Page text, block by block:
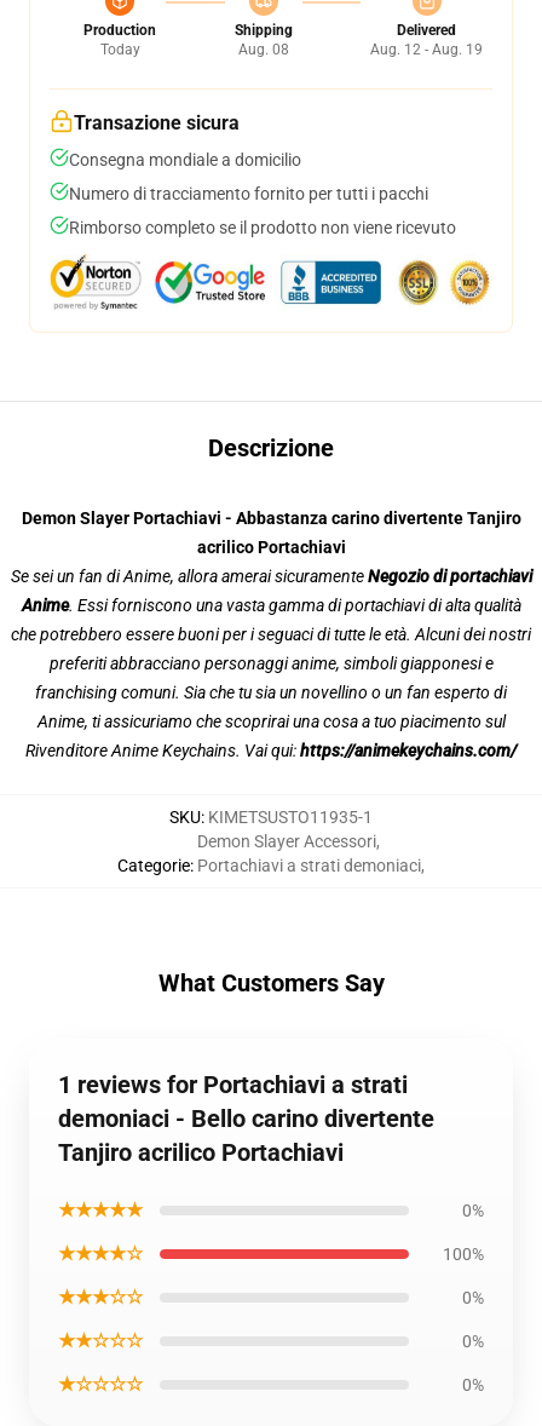
Production
Today
Shipping
Aug. 08
Delivered
Aug. 12 - Aug. 19
Transazione sicura
Consegna mondiale a domicilio
Numero di tracciamento fornito per tutti i pacchi
Rimborso completo se il prodotto non viene ricevuto
Descrizione
Demon Slayer Portachiavi - Abbastanza carino divertente Tanjiro
acrilico Portachiavi
Se sei un fan di Anime, allora amerai sicuramenteNegozio di portachiavi
Anime. Essi forniscono una vasta gamma di portachiavi di alta qualità
che potrebbero essere buoni per i seguaci di tutte le età. Alcuni dei nostri
preferiti abbracciano personaggi anime, simboli giapponesi e
franchising comuni. Sia che tu sia un novellino o un fan esperto di
Anime, ti assicuriamo che scoprirai una cosa a tuo piacimento sul
Rivenditore Anime Keychains. Vai qui:https://animekeychains.com/
SKU: KIMETSUSTO11935-1
Categorie:
Demon Slayer Accessori,
Portachiavi a strati demoniaci,
What Customers Say
1 reviews for Portachiavi a strati
demoniaci - Bello carino divertente
Tanjiro acrilico Portachiavi
★★★★★ 0%
★★★★☆ 100%
★★★☆☆ 0%
★★☆☆☆ 0%
★☆☆☆☆ 0%